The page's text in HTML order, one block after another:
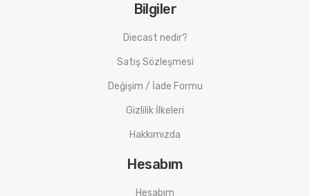
Bilgiler
Diecast nedir?
Satış Sözleşmesi
Değişim / İade Formu
Gizlilik İlkeleri
Hakkımızda
Hesabım
Hesabım